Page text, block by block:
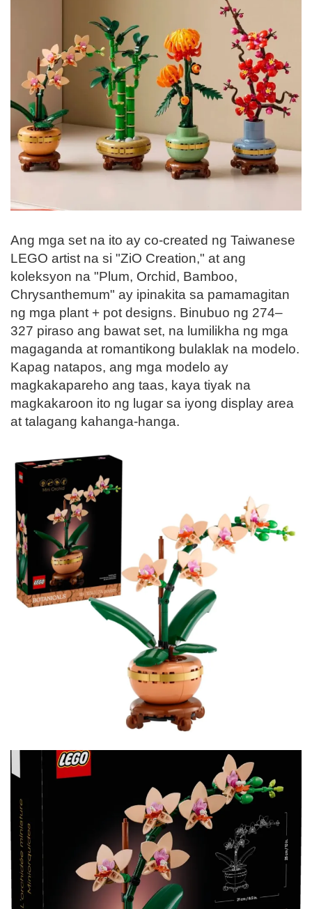
Ang mga set na ito ay co-created ng Taiwanese
LEGO artist na si "ZiO Creation," at ang
koleksyon na "Plum, Orchid, Bamboo,
Chrysanthemum" ay ipinakita sa pamamagitan
ng mga plant + pot designs. Binubuo ng 274–
327 piraso ang bawat set, na lumilikha ng mga
magaganda at romantikong bulaklak na modelo.
Kapag natapos, ang mga modelo ay
magkakapareho ang taas, kaya tiyak na
magkakaroon ito ng lugar sa iyong display area
at talagang kahanga-hanga.